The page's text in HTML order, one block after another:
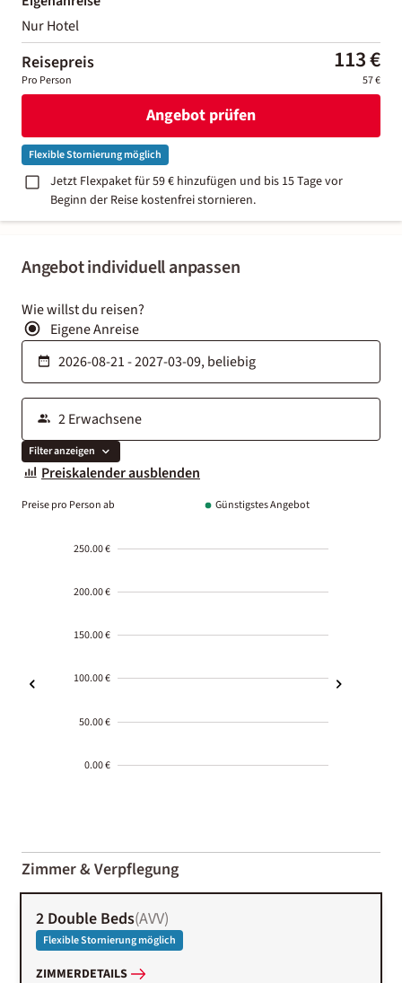
Angebot individuell anpassen
Wie willst du reisen?
Eigene Anreise
Filter anzeigen
Preiskalender ausblenden
Preise pro Person ab Günstigstes Angebot
250.00 €
200.00 €
150.00 €
100.00 €
50.00 €
0.00 €
01-02
Zimmer & Verpflegung
2 Double Beds(AVV)
Flexible Stornierung möglich
ZIMMERDETAILS
Nur Hotel
Reisepreis 113 €
Pro Person 57 €
Angebot prüfen
Flexible Stornierung möglich
Jetzt Flexpaket für 59 € hinzufügen und bis 15 Tage vor
Beginn der Reise kostenfrei stornieren.